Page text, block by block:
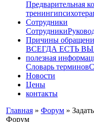
Предварительная
тренинги
Сотрудники
Сотрудники
Причины
ВСЕГДА ЕСТЬ
полезная
Словарь терминов
Новости
Цены
контакты
Главная » Форум »
Форум